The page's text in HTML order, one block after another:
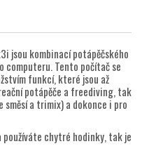
jsou kombinací potápěčského
computeru. Tento počítač se
funkcí, které jsou až
potápěče a freediving, tak
a trimix) a dokonce i pro
chytré hodinky, tak je